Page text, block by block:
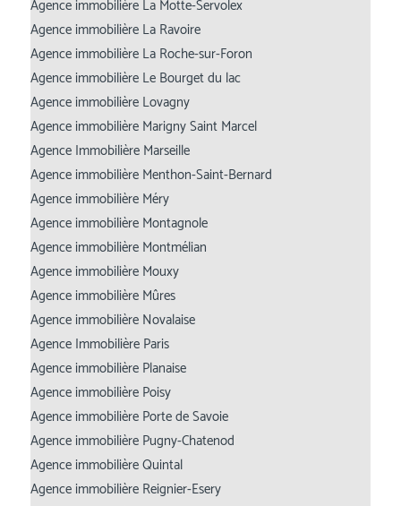
Agence immobilière La Motte-Servolex
Agence immobilière La Ravoire
Agence immobilière La Roche-sur-Foron
Agence immobilière Le Bourget du lac
Agence immobilière Lovagny
Agence immobilière Marigny Saint Marcel
Agence Immobilière Marseille
Agence immobilière Menthon-Saint-Bernard
Agence immobilière Méry
Agence immobilière Montagnole
Agence immobilière Montmélian
Agence immobilière Mouxy
Agence immobilière Mûres
Agence immobilière Novalaise
Agence Immobilière Paris
Agence immobilière Planaise
Agence immobilière Poisy
Agence immobilière Porte de Savoie
Agence immobilière Pugny-Chatenod
Agence immobilière Quintal
Agence immobilière Reignier-Esery